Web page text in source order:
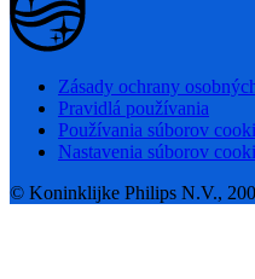
Zásady ochrany
Pravidlá používania
Používania súborov
Nastavenia súborov
© Koninklijke Philips N.V.,